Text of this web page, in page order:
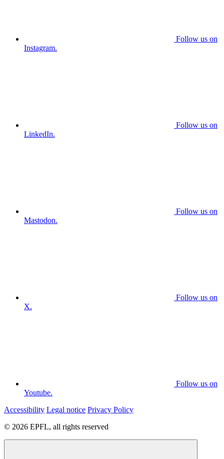
Follow us on
Instagram.
Follow us on
LinkedIn.
Follow us on
Mastodon.
Follow us on
X.
Follow us on
Youtube.
Accessibility Legal notice Privacy Policy
© 2026 EPFL, all rights reserved